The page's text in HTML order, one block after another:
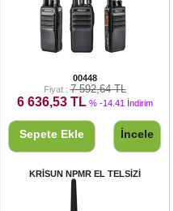
00448
Fiyat : 7 592,64 TL
6 636,53 TL% -14.41 İndirim
Sepete Ekle İncele
KRİSUN NPMR EL TELSİZİ